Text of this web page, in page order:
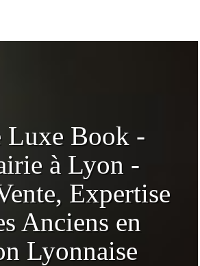
Luxe Book -
à Lyon -
Expertise
Anciens en
Lyonnaise